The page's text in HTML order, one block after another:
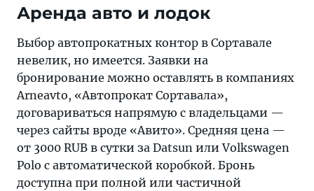
Аренда авто и лодок
Выбор автопрокатных контор в Сортавале
невелик, но имеется. Заявки на
бронирование можно оставлять в компаниях
Arneavto, «Автопрокат Сортавала»,
договариваться напрямую с владельцами —
через сайты вроде «Авито». Средняя цена —
от 3000 RUB в сутки за Datsun или Volkswagen
Polo с автоматической коробкой. Бронь
доступна при полной или частичной